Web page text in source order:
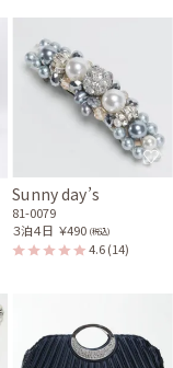
Sunny day’s
81-0079
３泊４日 ￥490 (税込)
4.6(14)